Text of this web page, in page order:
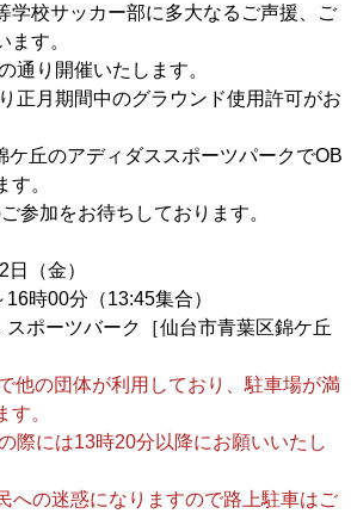
クラブ紹介・進路実績
スケジュール
フォトギャラリー
OB会
学校サッカー部に多大なるご声援、ご
ます。
通り開催いたします。
正月期間中のグラウンド使用許可がお
ケ丘のアディダススポーツパークでOB
す。
参加をお待ちしております。
（金）
時00分（13:45集合）
ポーツバーク［仙台市青葉区錦ケ丘
体が利用しており、駐車場が満
す。
時20分以降にお願いいたし
惑になりますので路上駐車はご